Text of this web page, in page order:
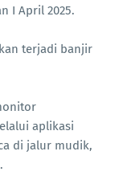
I April 2025.
terjadi banjir
aplikasi
di jalur mudik,